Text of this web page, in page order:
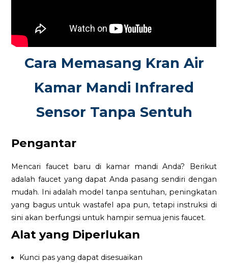
Cara Memasang Kran Air
Kamar Mandi Infrared
Sensor Tanpa Sentuh
Pengantar
Mencari faucet baru di kamar mandi Anda? Berikut
adalah faucet yang dapat Anda pasang sendiri dengan
mudah. Ini adalah model tanpa sentuhan, peningkatan
yang bagus untuk wastafel apa pun, tetapi instruksi di
sini akan berfungsi untuk hampir semua jenis faucet.
Alat yang Diperlukan
Kunci pas yang dapat disesuaikan